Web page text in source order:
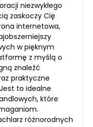
niezwykłego
zaskoczy Cię
internetowa,
w pięknym
z myślą o
znaleźć
praktyczne
to idealne
które
różnorodnych